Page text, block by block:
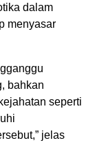
dalam
menyasar
bahkan
seperti
jelas